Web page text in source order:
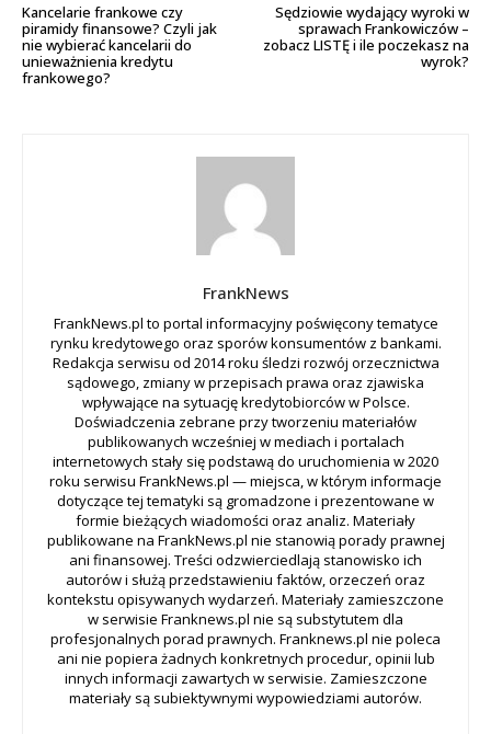
Kancelarie frankowe czy
piramidy finansowe? Czyli jak
nie wybierać kancelarii do
unieważnienia kredytu
frankowego?
Sędziowie wydający wyroki w
sprawach Frankowiczów –
zobacz LISTĘ i ile poczekasz na
wyrok?
FrankNews
FrankNews.pl to portal informacyjny poświęcony tematyce
rynku kredytowego oraz sporów konsumentów z bankami.
Redakcja serwisu od 2014 roku śledzi rozwój orzecznictwa
sądowego, zmiany w przepisach prawa oraz zjawiska
wpływające na sytuację kredytobiorców w Polsce.
Doświadczenia zebrane przy tworzeniu materiałów
publikowanych wcześniej w mediach i portalach
internetowych stały się podstawą do uruchomienia w 2020
roku serwisu FrankNews.pl — miejsca, w którym informacje
dotyczące tej tematyki są gromadzone i prezentowane w
formie bieżących wiadomości oraz analiz. Materiały
publikowane na FrankNews.pl nie stanowią porady prawnej
ani finansowej. Treści odzwierciedlają stanowisko ich
autorów i służą przedstawieniu faktów, orzeczeń oraz
kontekstu opisywanych wydarzeń. Materiały zamieszczone
w serwisie Franknews.pl nie są substytutem dla
profesjonalnych porad prawnych. Franknews.pl nie poleca
ani nie popiera żadnych konkretnych procedur, opinii lub
innych informacji zawartych w serwisie. Zamieszczone
materiały są subiektywnymi wypowiedziami autorów.